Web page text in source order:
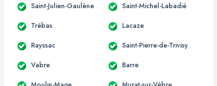
Saint-Julien-Gaulène Saint-Michel-Labadié
Trébas Lacaze
Rayssac Saint-Pierre-de-Trivisy
Vabre Barre